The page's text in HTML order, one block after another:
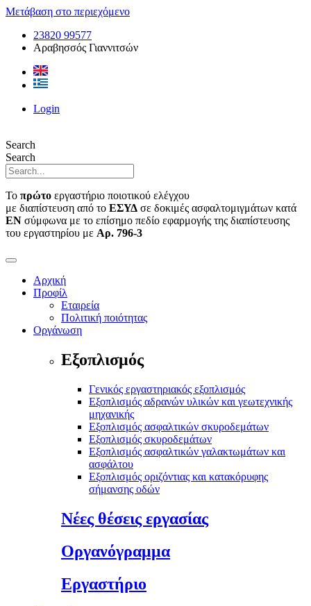
Μετάβαση στο περιεχόμενο
23820 99577
Αραβησσός Γιαννιτσών
Login
Search
Search
Το πρώτο εργαστήριο ποιοτικού ελέγχου
με διαπίστευση από το ΕΣΥΔ σε δοκιμές ασφαλτομιγμάτων κατά
ΕΝ σύμφωνα με το επίσημο πεδίο εφαρμογής της διαπίστευσης
του εργαστηρίου με Αρ. 796-3
Αρχική
Προφίλ
Εταιρεία
Πολιτική ποιότητας
Οργάνωση
Εξοπλισμός
Γενικός εργαστηριακός εξοπλισμός
Εξοπλισμός αδρανών υλικών και γεωτεχνικής
μηχανικής
Εξοπλισμός ασφαλτικών σκυροδεμάτων
Εξοπλισμός σκυροδεμάτων
Εξοπλισμός ασφαλτικών γαλακτωμάτων και
ασφάλτου
Εξοπλισμός οριζόντιας και κατακόρυφης
σήμανσης οδών
Νέες θέσεις εργασίας
Οργανόγραμμα
Εργαστήριο